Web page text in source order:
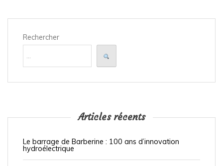
Rechercher
Articles récents
Le barrage de Barberine : 100 ans d’innovation
hydroélectrique